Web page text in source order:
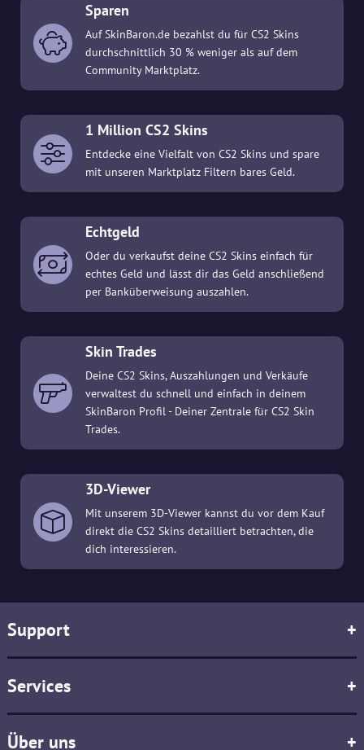
Sparen
Auf SkinBaron.de bezahlst du für CS2 Skins
durchschnittlich 30 % weniger als auf dem
Community Marktplatz.
1 Million CS2 Skins
Entdecke eine Vielfalt von CS2 Skins und spare
mit unseren Marktplatz Filtern bares Geld.
Echtgeld
Oder du verkaufst deine CS2 Skins einfach für
echtes Geld und lässt dir das Geld anschließend
per Banküberweisung auszahlen.
Skin Trades
Deine CS2 Skins, Auszahlungen und Verkäufe
verwaltest du schnell und einfach in deinem
SkinBaron Profil - Deiner Zentrale für CS2 Skin
Trades.
3D-Viewer
Mit unserem 3D-Viewer kannst du vor dem Kauf
direkt die CS2 Skins detailliert betrachten, die
dich interessieren.
Support +
Services +
Über uns +